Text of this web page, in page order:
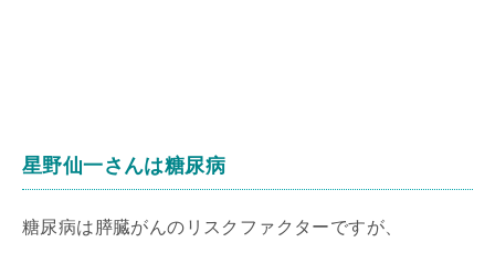
星野仙一さんは糖尿病
糖尿病は膵臓がんのリスクファクターですが、